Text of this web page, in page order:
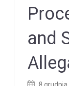
and
Posted